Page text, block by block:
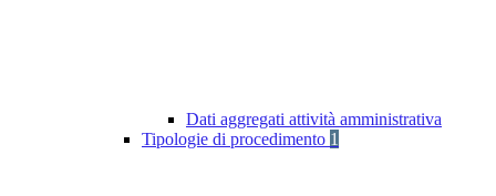
Dati aggregati attività amministrativa
Tipologie di procedimento 1